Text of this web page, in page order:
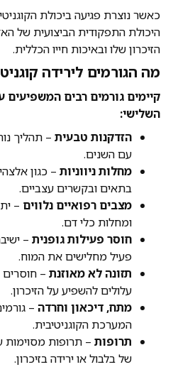
כאשר נוצרת פגיעה ביכולת
היכולת התפקודית הביצועית של
הזיכרון שלו ובאיכות חייו הכללית.
מה הגורמים לירידה
קיימים גורמים רבים המשפיעים
השלישי:
הזדקנות טבעית – תהליך
עם השנים.
מחלות ניווניות – כגון
בתאים ובקשרים עצביים.
מצבים רפואיים נלווים –
ומחלות כלי דם.
חוסר פעילות גופנית –
פעיל מחלישים את המוח.
תזונה לא מאוזנת
עלולים להשפיע על הזיכרון.
מתח, דיכאון וחרדה –
המערכת הקוגניטיבית.
תרופות – תרופות מסוימות
של בלבול או ירידה בזיכרון.